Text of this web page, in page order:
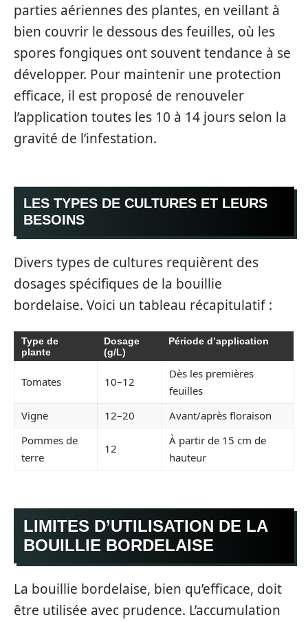
parties aériennes des plantes, en veillant à
bien couvrir le dessous des feuilles, où les
spores fongiques ont souvent tendance à se
développer. Pour maintenir une protection
efficace, il est proposé de renouveler
l’application toutes les 10 à 14 jours selon la
gravité de l’infestation.
LES TYPES DE CULTURES ET LEURS
BESOINS
Divers types de cultures requièrent des
dosages spécifiques de la bouillie
bordelaise. Voici un tableau récapitulatif :
Type de
plante
Dosage
(g/L)
Période d’application
Tomates 10–12
Dès les premières
feuilles
Vigne
12–20
Avant/après floraison
Pommes de
terre
12
À partir de 15 cm de
hauteur
LIMITES D’UTILISATION DE LA
BOUILLIE BORDELAISE
La bouillie bordelaise, bien qu’efficace, doit
être utilisée avec prudence. L’accumulation